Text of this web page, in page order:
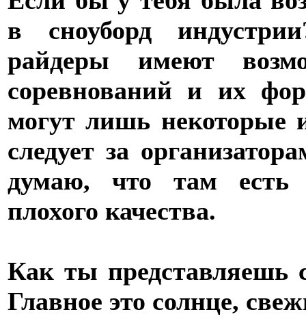
в сноуборд
райдеры имеют
соревнований и их
могут лишь некоторые
следует за
думаю, что там есть
плохого качества.
Как ты представляешь
Главное это солнце,